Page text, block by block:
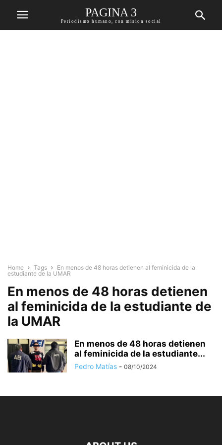
PAGINA 3
Periodismo humano, con mision social
Home Tags
En menos de 48 horas detienen al feminicida de la
estudiante de la UMAR
En menos de 48 horas detienen
al feminicida de la estudiante de
la UMAR
En menos de 48 horas detienen
al feminicida de la estudiante...
Pedro Matías - 08/10/2024